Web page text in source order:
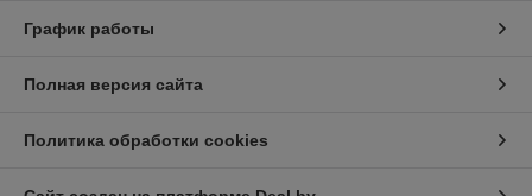
График работы
Полная версия сайта
Политика обработки cookies